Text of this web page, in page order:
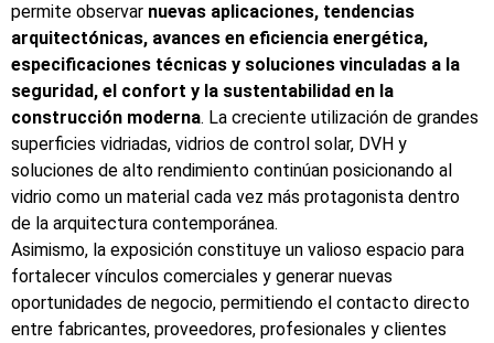
permite observar nuevas aplicaciones, tendencias
arquitectónicas, avances en eficiencia energética,
especificaciones técnicas y soluciones vinculadas a la
seguridad, el confort y la sustentabilidad en la
construcción moderna. La creciente utilización de grandes
superficies vidriadas, vidrios de control solar, DVH y
soluciones de alto rendimiento continúan posicionando al
vidrio como un material cada vez más protagonista dentro
de la arquitectura contemporánea.
Asimismo, la exposición constituye un valioso espacio para
fortalecer vínculos comerciales y generar nuevas
oportunidades de negocio, permitiendo el contacto directo
entre fabricantes, proveedores, profesionales y clientes